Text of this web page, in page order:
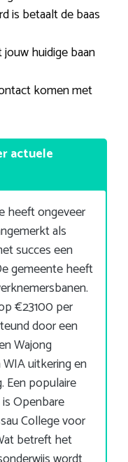
is betaalt de baas
huidige baan
komen met
actuele
heeft ongeveer
als
succes een
gemeente heeft
€23100 per
door een
Wajong
uitkering en
Een populaire
Openbare
College voor
betreft het